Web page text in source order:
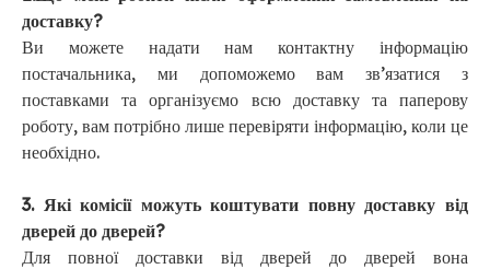
доставку?
Ви можете надати нам контактну інформацію
постачальника, ми допоможемо вам зв’язатися з
поставками та організуємо всю доставку та паперову
роботу, вам потрібно лише перевіряти інформацію, коли це
необхідно.
3. Які комісії можуть коштувати повну доставку від
дверей до дверей?
Для повної доставки від дверей до дверей вона